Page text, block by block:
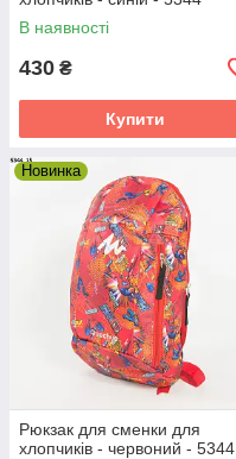
В наявності
430 ₴
Купити
Новинка
Рюкзак для сменки для
хлопчиків - червоний - 5344